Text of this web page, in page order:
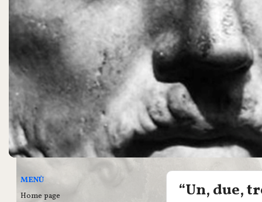
“Un, due,
MENÙ
Home page